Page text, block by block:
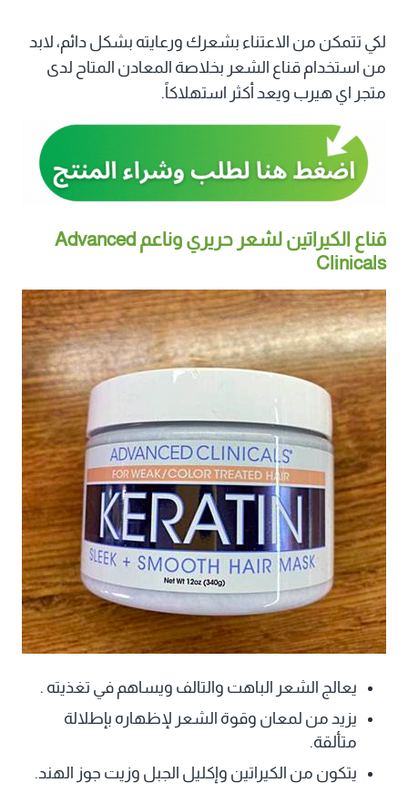
لكي تتمكن من الاعتناء بشعرك ورعايته بشكل دائم، لابد
من استخدام قناع الشعر بخلاصة المعادن المتاح لدى
متجر اي هيرب ويعد أكثر استهلاكاً.
قناع الكيراتين لشعر حريري وناعم Advanced
Clinicals‏
يعالج الشعر الباهت والتالف ويساهم في تغذيته .
يزيد من لمعان وقوة الشعر لإظهاره بإطلالة
متألقة.
يتكون من الكيراتين وإكليل الجبل وزيت جوز الهند.